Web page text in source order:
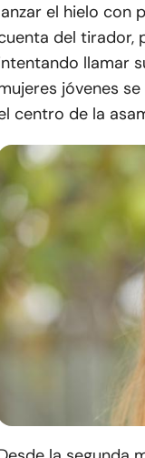
el hielo con
del tirador,
llamar
jóvenes
centro de la